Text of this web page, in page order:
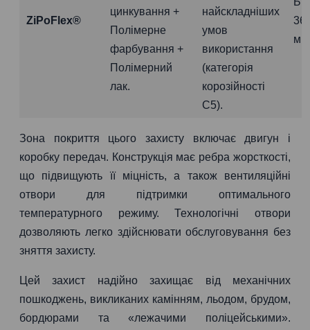
ZiPoFlex®
цинкування +
Полімерне
фарбування +
Полімерний
лак.
найскладніших
умов
використання
(категорія
корозійності
C5).
36
Зона покриття цього захисту включає двигун і
коробку передач. Конструкція має ребра жорсткості,
що підвищують її міцність, а також вентиляційні
отвори для підтримки оптимального
температурного режиму. Технологічні отвори
дозволяють легко здійснювати обслуговування без
зняття захисту.
Цей захист надійно захищає від механічних
пошкоджень, викликаних камінням, льодом, брудом,
бордюрами та «лежачими поліцейськими».